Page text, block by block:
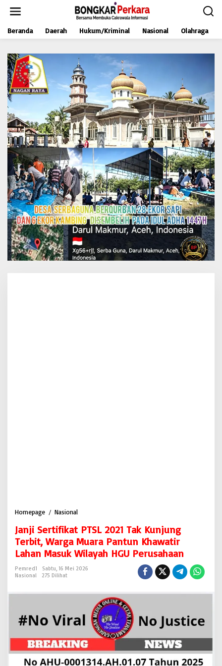
t
Beranda Daerah Hukum/Kriminal Nasional Olahraga
Homepage / Nasional
j
i
S
e
i
k
a
t
P
T
S
Janji Sertifikat PTSL 2021 Tak Kunjung
Terbit, Warga Muara Pantun Khawatir
Lahan Masuk Wilayah HGU Perusahaan
Pemred1
Sabtu, 16 Mei 2026
Nasional
275 Dilihat